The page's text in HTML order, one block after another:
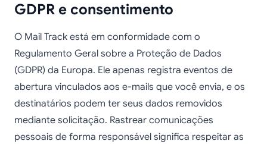
GDPR e consentimento
O Mail Track está em conformidade com o
Regulamento Geral sobre a Proteção de Dados
(GDPR) da Europa. Ele apenas registra eventos de
abertura vinculados aos e-mails que você envia, e os
destinatários podem ter seus dados removidos
mediante solicitação. Rastrear comunicações
pessoais de forma responsável significa respeitar as